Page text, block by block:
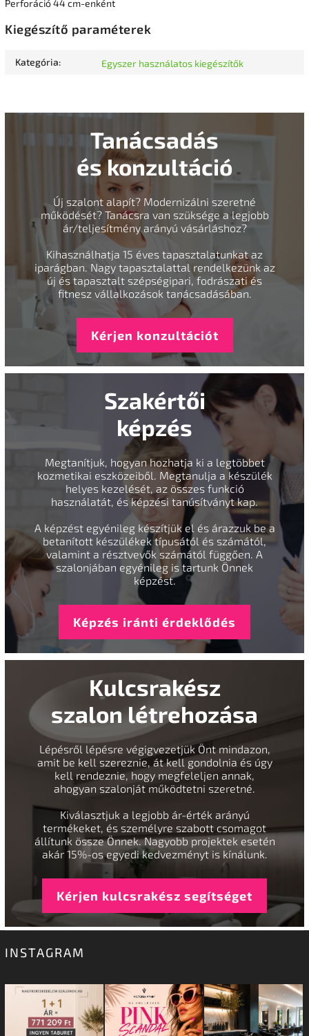
Perforáció 44 cm-enként
Kiegészítő paraméterek
Kategória: Egyszer használatos kiegészítők
Tanácsadás
és konzultáció
Új szalont alapít? Modernizálni szeretné
működését? Tanácsra van szüksége a legjobb
ár/teljesítmény arányú vásárláshoz?
Kihasználhatja 15 éves tapasztalatunkat az
iparágban. Nagy tapasztalattal rendelkezünk az
új és tapasztalt szépségipari, fodrászati és
fitnesz vállalkozások tanácsadásában.
Kérjen konzultációt
Szakértői
képzés
Megtanítjuk, hogyan hozhatja ki a legtöbbet
kozmetikai eszközeiből. Megtanulja a készülék
helyes kezelését, az összes funkció
használatát, és képzési tanúsítványt kap.
A képzést egyénileg készítjük el és árazzuk be a
betanított készülékek típusától és számától,
valamint a résztvevők számától függően. A
szalonjában egyénileg is tartunk Önnek
képzést.
Képzés iránti érdeklődés
Kulcsrakész
szalon létrehozása
Lépésről lépésre végigvezetjük Önt mindazon,
amit be kell szereznie, át kell gondolnia és úgy
kell rendeznie, hogy megfeleljen annak,
ahogyan szalonját működtetni szeretné.
Kiválasztjuk a legjobb ár-érték arányú
termékeket, és személyre szabott csomagot
állítunk össze Önnek. Nagyobb projektek esetén
akár 15%-os egyedi kedvezményt is kínálunk.
Kérjen kulcsrakész segítséget
INSTAGRAM